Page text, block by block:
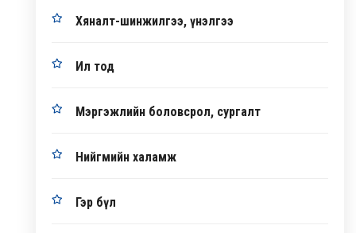
Хяналт-шинжилгээ, үнэлгээ
Ил тод
Мэргэжлийн боловсрол, сургалт
Нийгмийн халамж
Гэр бүл